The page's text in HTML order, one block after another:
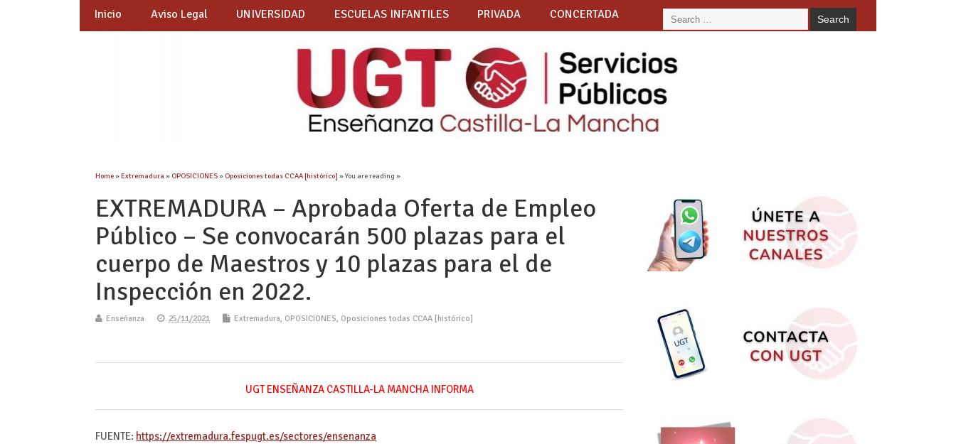
Inicio Aviso Legal UNIVERSIDAD ESCUELAS INFANTILES PRIVADA CONCERTADA
Home»Extremadura » OPOSICIONES» Oposiciones todas CCAA [histórico] » You are reading »
EXTREMADURA – Aprobada Oferta de Empleo
Público – Se convocarán 500 plazas para el
cuerpo de Maestros y 10 plazas para el de
Inspección en 2022.
Enseñanza 25/11/2021 Extremadura, OPOSICIONES, Oposiciones todas CCAA [histórico]
UGT ENSEÑANZA CASTILLA-LA MANCHA INFORMA
FUENTE: https://extremadura.fespugt.es/sectores/ensenanza